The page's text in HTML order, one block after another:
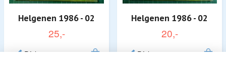
Helgenen 1986 - 02
25,-
På lager
Helgenen 1986 - 02
20,-
På lager